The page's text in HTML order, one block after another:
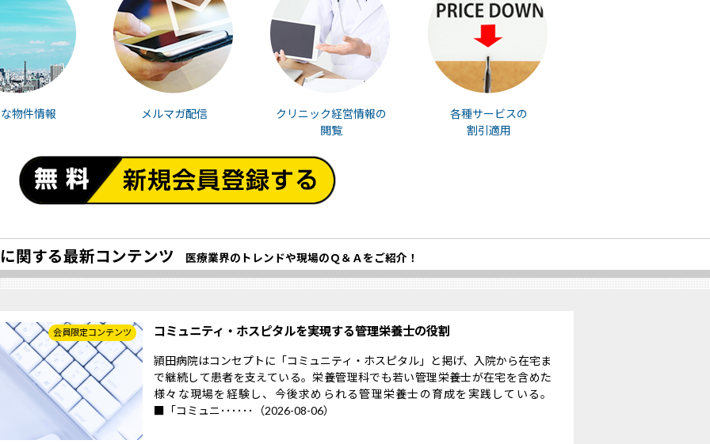
物件情報 メルマガ配信
クリニック経営情報の
閲覧
各種サービスの
割引適用
関する最新コンテンツ 医療業界のトレンドや現場のＱ＆Ａをご紹介！
会員限定コンテンツ コミュニティ・ホスピタルを実現する管理栄養士の役割
頴田病院はコンセプトに「コミュニティ・ホスピタル」と掲げ、入院から在宅ま
で継続して患者を支えている。栄養管理科でも若い管理栄養士が在宅を含めた
様々な現場を経験し、今後求められる管理栄養士の育成を実践している。
■「コミュニ･･････（2026-08-06）